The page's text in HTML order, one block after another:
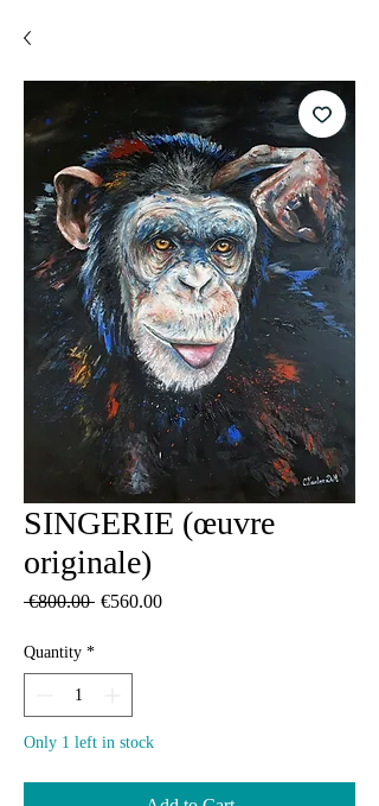
SINGERIE (œuvre
originale)
€800.00 Regular
€560.00Sale
Quantity *
Only 1 left in stock